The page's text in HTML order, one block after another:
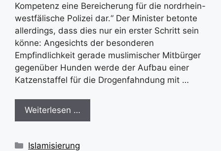
Kompetenz eine Bereicherung für die nordrhein-
westfälische Polizei dar.“ Der Minister betonte
allerdings, dass dies nur ein erster Schritt sein
könne: Angesichts der besonderen
Empfindlichkeit gerade muslimischer Mitbürger
gegenüber Hunden werde der Aufbau einer
Katzenstaffel für die Drogenfahndung mit …
Weiterlesen …
Kategorien
Islamisierung